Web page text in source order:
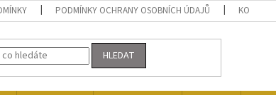
PODMÍNKY OCHRANY OSOBNÍCH ÚDAJŮ KONTAKTY
HLEDAT